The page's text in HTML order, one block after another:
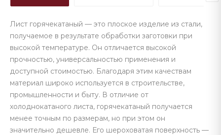
Лист горячекатаный — это плоское изделие из стали,
получаемое в результате обработки заготовки при
высокой температуре. Он отличается высокой
прочностью, универсальностью применения и
доступной стоимостью. Благодаря этим качествам
материал широко используется в строительстве,
промышленности и быту. В отличие от
холоднокатаного листа, горячекатаный получается
менее точным по размерам, но при этом он
значительно дешевле. Его шероховатая поверхность —